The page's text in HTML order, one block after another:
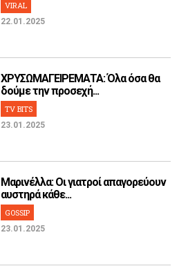
VIRAL
22.01.2025
ΧΡΥΣΩΜΑΓΕΙΡΕΜΑΤΑ: Όλα όσα θα
δούμε την προσεχή...
TV BITS
23.01.2025
Μαρινέλλα: Οι γιατροί απαγορεύουν
αυστηρά κάθε...
GOSSIP
23.01.2025